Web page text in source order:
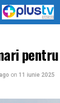
on 11 iunie 2025